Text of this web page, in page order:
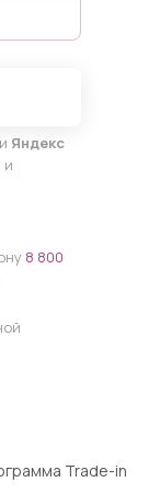
Яндекс
и
8 800
Trade-in